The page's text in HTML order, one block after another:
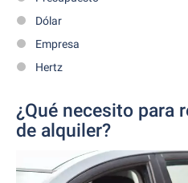
Dólar
Empresa
Hertz
¿Qué necesito para
de alquiler?